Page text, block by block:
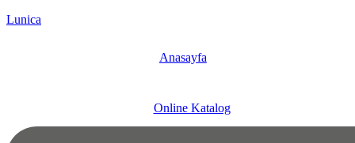
Lunica
Anasayfa
Online Katalog